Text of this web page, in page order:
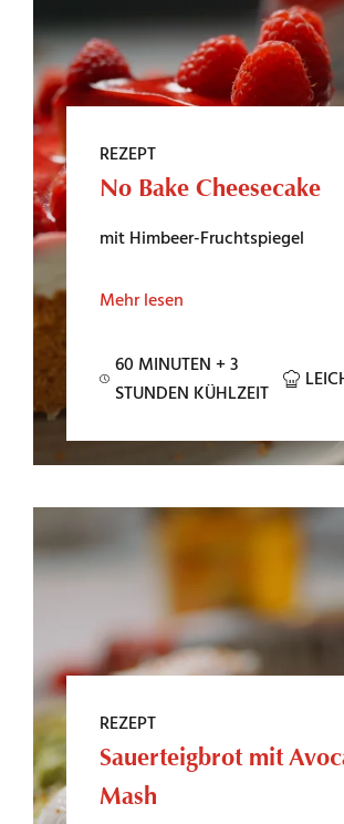
REZEPT
No Bake Cheesecake
mit Himbeer-Fruchtspiegel
Mehr lesen
60 MINUTEN + 3
STUNDEN KÜHLZEIT
REZEPT
Sauerteigbrot mit
Mash